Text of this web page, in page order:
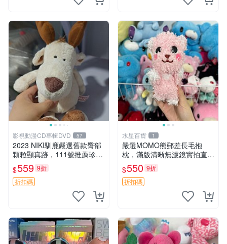
影視動漫CD專輯DVD 57
2023 NIKI馴鹿嚴選舊款臀部
顆粒顯真跡，111號推薦珍藏
品 馴鹿 舊款 尾巴顆粒
$559 9折
折扣碼
水星百貨 1
嚴選MOMO熊郵差長毛抱
枕，滿版清晰無濾鏡實拍直
銷。每周新品到貨，不容錯
過！ 郵差熊 長毛 抱枕
$550 9折
折扣碼